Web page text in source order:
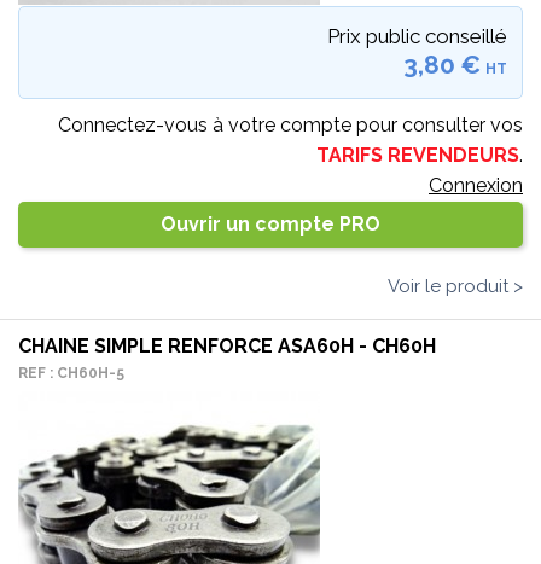
Prix public conseillé
3,80 € HT
Connectez-vous à votre compte pour consulter vos
TARIFS REVENDEURS.
Connexion
Ouvrir un compte PRO
Voir le produit >
CHAINE SIMPLE RENFORCE ASA60H - CH60H
REF : CH60H-5